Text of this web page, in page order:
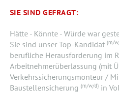
SIE SIND GEFRAGT:
Hätte - Könnte - Würde war
Sie sind unser Top-Kandidat (m/
berufliche Herausforderung im
Arbeitnehmerüberlassung (mit
Verkehrssicherungsmonteur /
Baustellensicherung (m/w/d) in